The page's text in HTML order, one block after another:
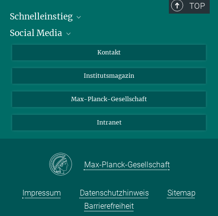
TOP
Schnelleinstieg
Alumni
Schulen
Studierende
Social Media
Facebook
YouTube
Kontakt
Institutsmagazin
Max-Planck-Gesellschaft
Intranet
Max-Planck-Gesellschaft
Impressum Datenschutzhinweis
Sitemap
Barrierefreiheit